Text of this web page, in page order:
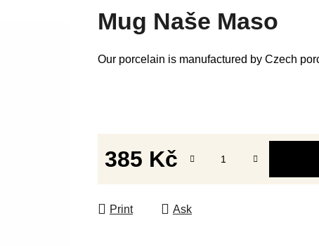
Mug Naše Maso
Our porcelain is manufactured by Czech
385 Kč
Print Ask